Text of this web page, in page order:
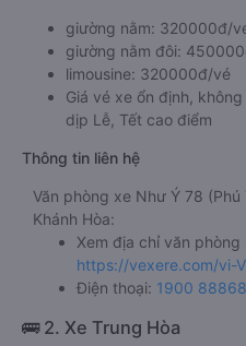
giường nằm: 320000đ/
giường nằm đôi:
limousine: 320000đ/vé
Giá vé xe ổn định,
dịp Lễ, Tết cao điểm
Thông tin liên hệ
Văn phòng xe Như Ý 78
Khánh Hòa:
Xem địa chỉ văn phòng
https://vexere.com/vi-
Điện thoại: 1900
🚌 2. Xe Trung Hòa